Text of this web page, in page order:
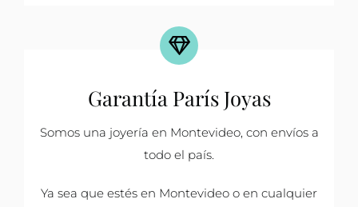
Garantía París Joyas
Somos una joyería en Montevideo, con envíos a
todo el país.
Ya sea que estés en Montevideo o en cualquier